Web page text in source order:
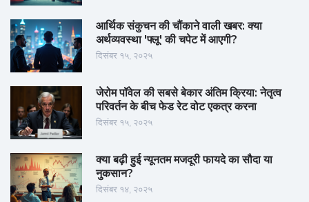
आर्थिक संकुचन की चौंकाने वाली खबर: क्या
अर्थव्यवस्था 'फ्लू' की चपेट में आएगी?
दिसंबर १५, २०२५
जेरोम पॉवेल की सबसे बेकार अंतिम क्रिया: नेतृत्व
परिवर्तन के बीच फेड रेट वोट एकत्र करना
दिसंबर १५, २०२५
क्या बढ़ी हुई न्यूनतम मजदूरी फायदे का सौदा या
नुकसान?
दिसंबर १४, २०२५